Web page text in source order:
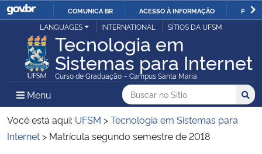
IR
PARA
O
CONTEÚDO
COMUNICA BR ACESSO À INFORMAÇÃO
Ministério da Justiça e Segurança Pública
Ministério da Defesa
Ministério das Relações Exteriores
LANGUAGES INTERNATIONAL SÍTIOS DA UFSM
Tecnologia em
Sistemas para Internet
Curso de Graduação – Campus Santa Maria
Menu Menu Principal do Sítio
Busca
Buscar no no Sítio
Busca:
Você está aqui: UFSM >Tecnologia em Sistemas para
Internet > Matrícula segundo semestre de 2018